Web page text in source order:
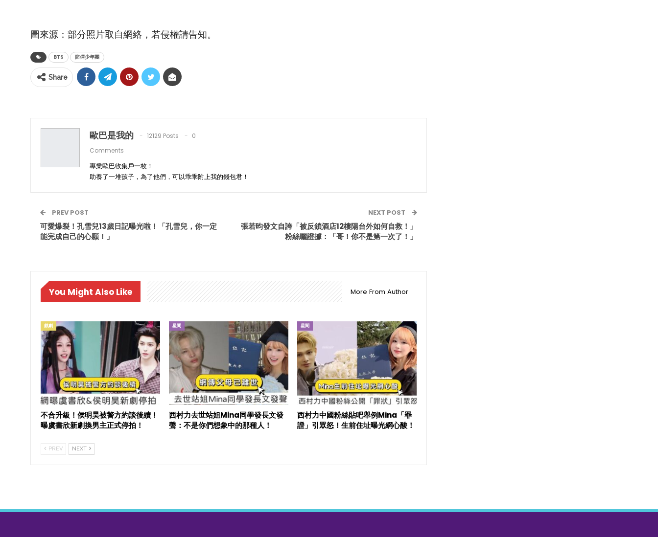
圖來源：部分照片取自網絡，若侵權請告知。
BTS 防彈少年團
Share
歐巴是我的 12129 Posts
0
Comments
專業歐巴收集戶一枚！
助養了一堆孩子，為了他們，可以乖乖附上我的錢包君！
PREV POST
可愛爆裂！孔雪兒13歲日記曝光啦！「孔雪兒，你一定
能完成自己的心願！」
NEXT POST
張若昀發文自誇「被反鎖酒店12樓陽台外如何自救！」
粉絲曬證據：「哥！你不是第一次了！」
You Might Also Like More From Author
戲劇
不合升級！侯明昊被警方約談後續！
曝虞書欣新劇換男主正式停拍！
星聞
西村力去世站姐Mina同學發長文發
聲：不是你們想象中的那種人！
星聞
西村力中國粉絲貼吧舉例Mina「罪
證」引眾怒！生前住址曝光網心酸！
PREV NEXT